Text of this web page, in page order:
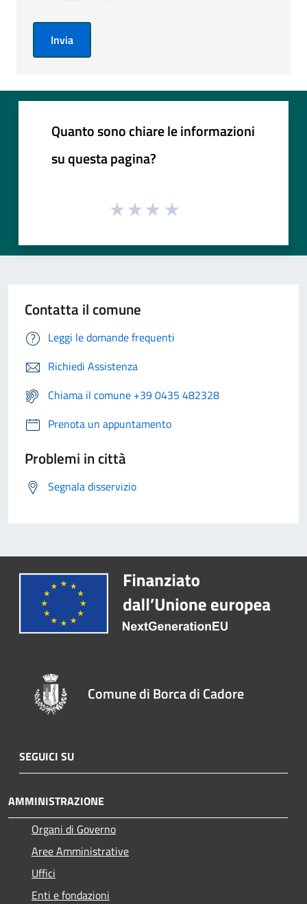
Invia
Quanto sono chiare le informazioni
su questa pagina?
Contatta il comune
Leggi le domande frequenti
Richiedi Assistenza
Chiama il comune +39 0435 482328
Prenota un appuntamento
Problemi in città
Segnala disservizio
Comune di Borca di Cadore
SEGUICI SU
AMMINISTRAZIONE
Organi di Governo
Aree Amministrative
Uffici
Enti e fondazioni